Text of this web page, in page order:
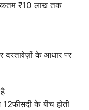
₹10 लाख तक
के आधार पर
के बीच होती